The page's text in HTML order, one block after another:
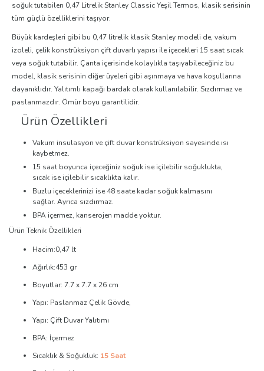
soğuk tutabilen 0,47 Litrelik Stanley Classic Yeşil Termos, klasik serisinin
tüm güçlü özelliklerini taşıyor.
Büyük kardeşleri gibi bu 0,47 litrelik klasik Stanley modeli de, vakum
izoleli, çelik konstrüksiyon çift duvarlı yapısı ile içecekleri 15 saat sıcak
veya soğuk tutabilir. Çanta içerisinde kolaylıkla taşıyabileceğiniz bu
model, klasik serisinin diğer üyeleri gibi aşınmaya ve hava koşullarına
dayanıklıdır. Yalıtımlı kapağı bardak olarak kullanılabilir. Sızdırmaz ve
paslanmazdır. Ömür boyu garantilidir.
Ürün Özellikleri
Vakum insulasyon ve çift duvar konstrüksiyon sayesinde ısı
kaybetmez.
15 saat boyunca içeceğiniz soğuk ise içilebilir soğuklukta,
sıcak ise içilebilir sıcaklıkta kalır.
Buzlu içeceklerinizi ise 48 saate kadar soğuk kalmasını
sağlar. Ayrıca sızdırmaz.
BPA içermez, kanserojen madde yoktur.
Ürün Teknik Özellikleri
Hacim:0,47 lt
Ağırlık:453 gr
Boyutlar: 7.7 x 7.7 x 26 cm
Yapı: Paslanmaz Çelik Gövde,
Yapı: Çift Duvar Yalıtımı
BPA: İçermez
Sıcaklık & Soğukluk: 15 Saat